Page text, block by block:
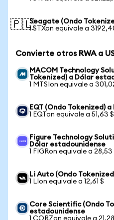
🇵🇱Seagate (Ondo
1 STXon equivale a
Convierte otros RWA a
MACOM Technology
Tokenized) a Dólar
1 MTSIon equivale a
EQT (Ondo Tokenized)
1 EQTon equivale a 51,63 $
Figure Technology
Dólar estadounidense
1 FIGRon equivale a 28,53
Li Auto (Ondo
1 LIon equivale a 12,61 $
Core Scientific (Ondo
estadounidense
1 CORZon equivale a